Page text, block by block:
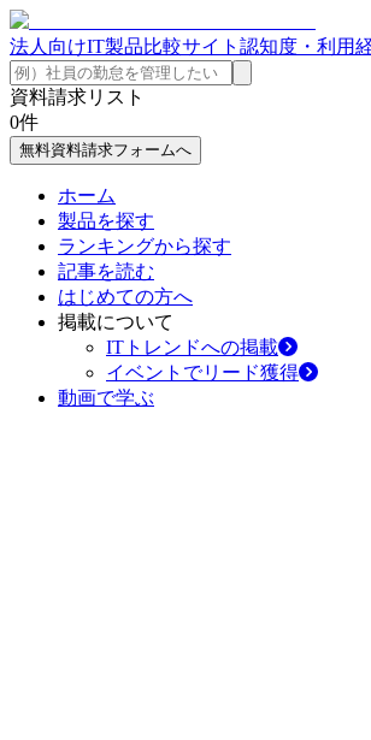
法人向けIT製品比較サイト 認知度・利用
資料請求リスト
0件
無料資料請求フォームへ
ホーム
製品を探す
ランキングから探す
記事を読む
はじめての方へ
掲載について
ITトレンドへの掲載
イベントでリード獲得
動画で学ぶ